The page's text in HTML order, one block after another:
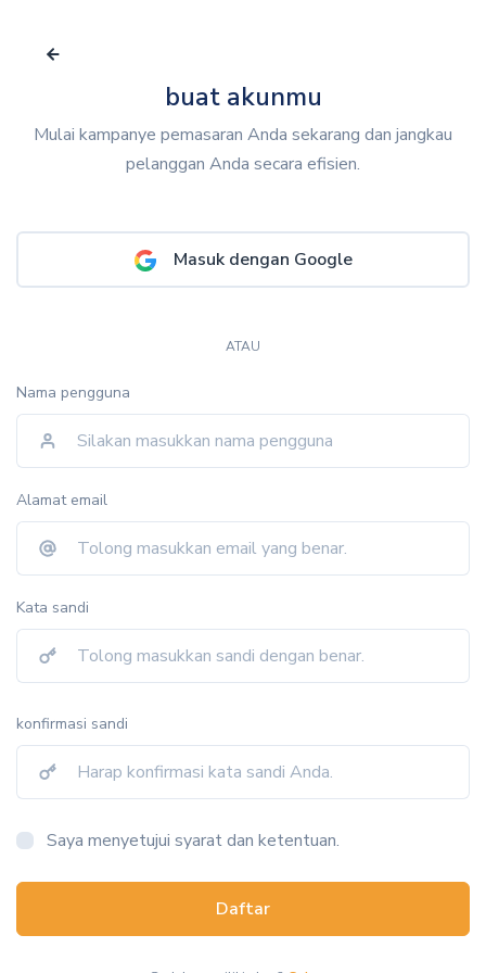
buat akunmu
Mulai kampanye pemasaran Anda sekarang dan jangkau
pelanggan Anda secara efisien.
Masuk dengan Google
ATAU
Nama pengguna
Alamat email
Kata sandi
konfirmasi sandi
Saya menyetujui syarat dan ketentuan.
Daftar